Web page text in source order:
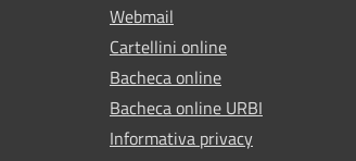
Webmail
Cartellini online
Bacheca online
Bacheca online URBI
Informativa privacy